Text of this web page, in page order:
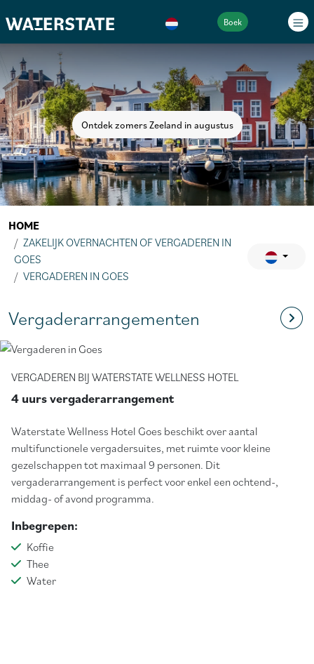
Boek
Ontdek zomers Zeeland in augustus
HOME
ZAKELIJK OVERNACHTEN OF VERGADEREN IN
GOES
VERGADEREN IN GOES
Vergaderarrangementen
VERGADEREN BIJ WATERSTATE WELLNESS HOTEL
4 uurs vergaderarrangement
Waterstate Wellness Hotel Goes beschikt over aantal
multifunctionele vergadersuites, met ruimte voor kleine
gezelschappen tot maximaal 9 personen. Dit
vergaderarrangement is perfect voor enkel een ochtend-,
middag- of avond programma.
Inbegrepen:
Koffie
Thee
Water